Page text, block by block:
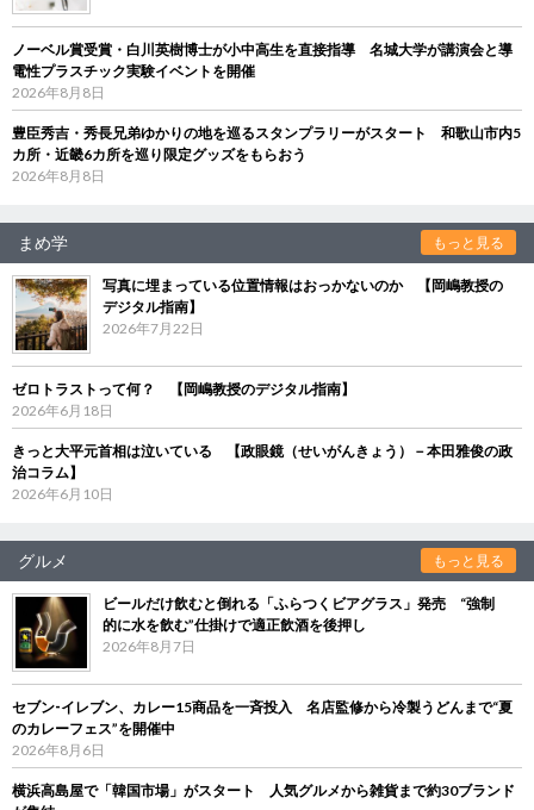
ノーベル賞受賞・白川英樹博士が小中高生を直接指導 名城大学が講演会と導
電性プラスチック実験イベントを開催
2026年8月8日
豊臣秀吉・秀長兄弟ゆかりの地を巡るスタンプラリーがスタート 和歌山市内5
カ所・近畿6カ所を巡り限定グッズをもらおう
2026年8月8日
まめ学 もっと見る
写真に埋まっている位置情報はおっかないのか 【岡嶋教授の
デジタル指南】
2026年7月22日
ゼロトラストって何？ 【岡嶋教授のデジタル指南】
2026年6月18日
きっと大平元首相は泣いている 【政眼鏡（せいがんきょう）－本田雅俊の政
治コラム】
2026年6月10日
グルメ もっと見る
ビールだけ飲むと倒れる「ふらつくビアグラス」発売 “強制
的に水を飲む”仕掛けで適正飲酒を後押し
2026年8月7日
セブン‐イレブン、カレー15商品を一斉投入 名店監修から冷製うどんまで“夏
のカレーフェス”を開催中
2026年8月6日
横浜高島屋で「韓国市場」がスタート 人気グルメから雑貨まで約30ブランド